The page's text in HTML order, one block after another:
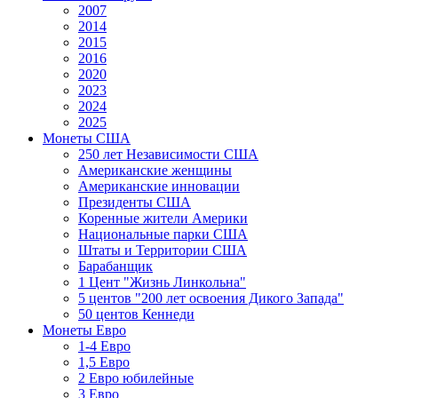
2007
2014
2015
2016
2020
2023
2024
2025
Монеты США
250 лет Независимости США
Американские женщины
Американские инновации
Президенты США
Коренные жители Америки
Национальные парки США
Штаты и Территории США
Барабанщик
1 Цент "Жизнь Линкольна"
5 центов "200 лет освоения Дикого Запада"
50 центов Кеннеди
Монеты Евро
1-4 Евро
1,5 Евро
2 Евро юбилейные
3 Евро